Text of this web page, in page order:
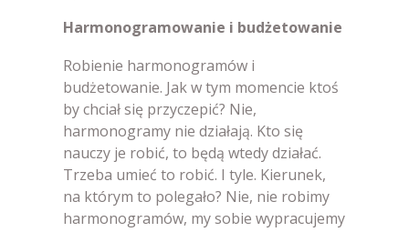
Harmonogramowanie i budżetowanie
Robienie harmonogramów i
budżetowanie. Jak w tym momencie ktoś
by chciał się przyczepić? Nie,
harmonogramy nie działają. Kto się
nauczy je robić, to będą wtedy działać.
Trzeba umieć to robić. I tyle. Kierunek,
na którym to polegało? Nie, nie robimy
harmonogramów, my sobie wypracujemy